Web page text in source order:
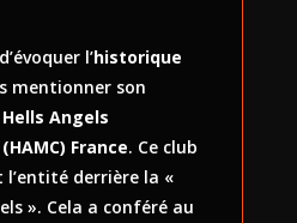
l’historique
mentionner son
Hells Angels
France. Ce club
derrière la «
». Cela a conféré au